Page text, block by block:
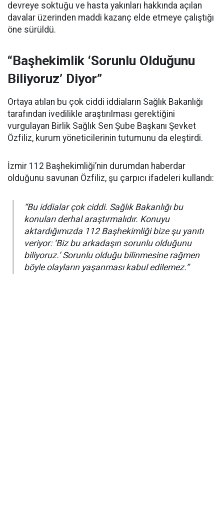
devreye soktuğu ve hasta yakınları hakkında açılan
davalar üzerinden maddi kazanç elde etmeye çalıştığı
öne sürüldü.
“Başhekimlik ‘Sorunlu Olduğunu
Biliyoruz’ Diyor”
Ortaya atılan bu çok ciddi iddiaların Sağlık Bakanlığı
tarafından ivedilikle araştırılması gerektiğini
vurgulayan Birlik Sağlık Sen Şube Başkanı Şevket
Özfiliz, kurum yöneticilerinin tutumunu da eleştirdi.
İzmir 112 Başhekimliği’nin durumdan haberdar
olduğunu savunan Özfiliz, şu çarpıcı ifadeleri kullandı:
“Bu iddialar çok ciddi. Sağlık Bakanlığı bu
konuları derhal araştırmalıdır. Konuyu
aktardığımızda 112 Başhekimliği bize şu yanıtı
veriyor: ‘Biz bu arkadaşın sorunlu olduğunu
biliyoruz.’ Sorunlu olduğu bilinmesine rağmen
böyle olayların yaşanması kabul edilemez.”